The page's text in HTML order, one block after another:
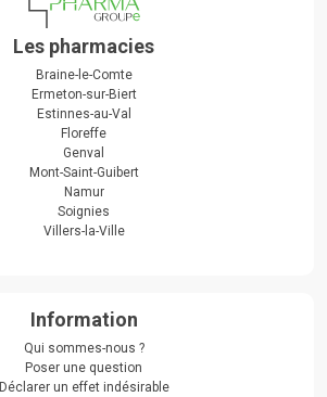
Les pharmacies
Braine-le-Comte
Ermeton-sur-Biert
Estinnes-au-Val
Floreffe
Genval
Mont-Saint-Guibert
Namur
Soignies
Villers-la-Ville
Information
Qui sommes-nous ?
Poser une question
Déclarer un effet indésirable